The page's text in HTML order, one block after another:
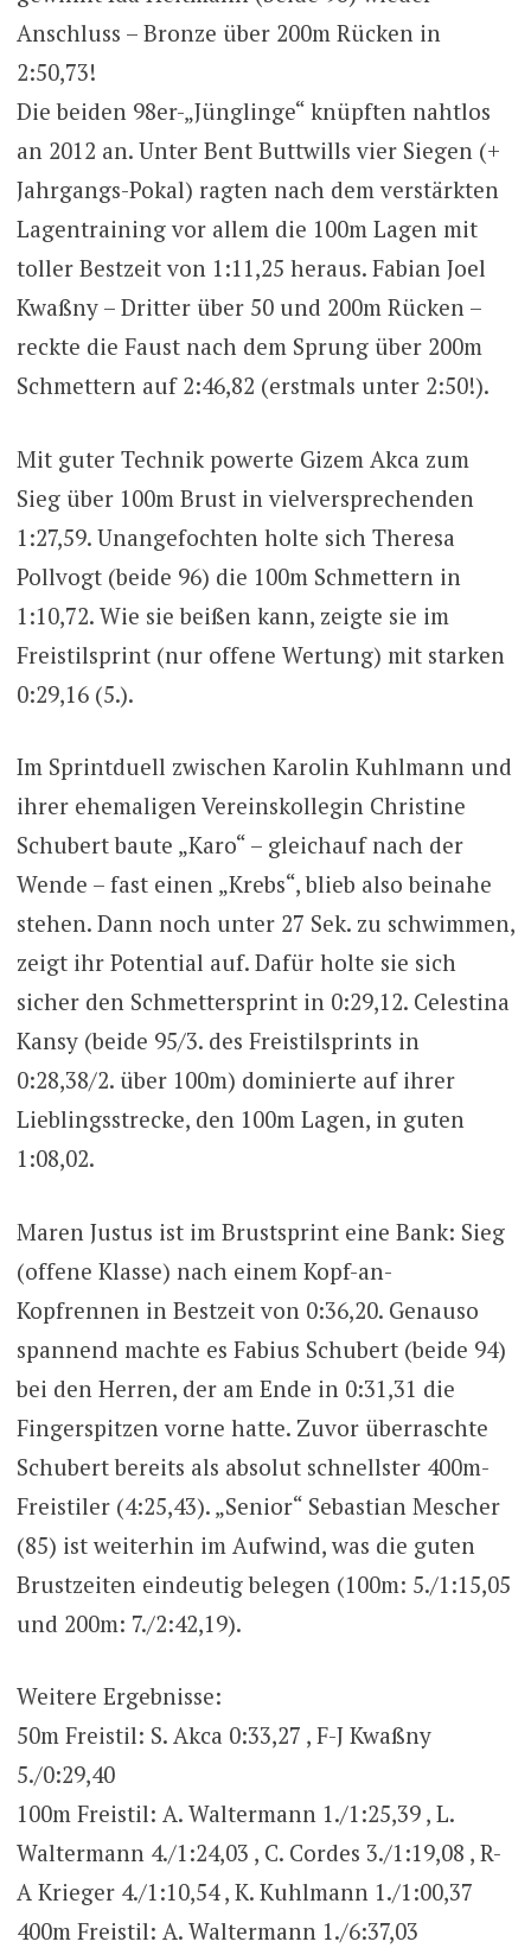
Anschluss – Bronze über 200m Rücken in
2:50,73!
Die beiden 98er-„Jünglinge“ knüpften nahtlos
an 2012 an. Unter Bent Buttwills vier Siegen (+
Jahrgangs-Pokal) ragten nach dem verstärkten
Lagentraining vor allem die 100m Lagen mit
toller Bestzeit von 1:11,25 heraus. Fabian Joel
Kwaßny – Dritter über 50 und 200m Rücken –
reckte die Faust nach dem Sprung über 200m
Schmettern auf 2:46,82 (erstmals unter 2:50!).
Mit guter Technik powerte Gizem Akca zum
Sieg über 100m Brust in vielversprechenden
1:27,59. Unangefochten holte sich Theresa
Pollvogt (beide 96) die 100m Schmettern in
1:10,72. Wie sie beißen kann, zeigte sie im
Freistilsprint (nur offene Wertung) mit starken
0:29,16 (5.).
Im Sprintduell zwischen Karolin Kuhlmann und
ihrer ehemaligen Vereinskollegin Christine
Schubert baute „Karo“ – gleichauf nach der
Wende – fast einen „Krebs“, blieb also beinahe
stehen. Dann noch unter 27 Sek. zu schwimmen,
zeigt ihr Potential auf. Dafür holte sie sich
sicher den Schmettersprint in 0:29,12. Celestina
Kansy (beide 95/3. des Freistilsprints in
0:28,38/2. über 100m) dominierte auf ihrer
Lieblingsstrecke, den 100m Lagen, in guten
1:08,02.
Maren Justus ist im Brustsprint eine Bank: Sieg
(offene Klasse) nach einem Kopf-an-
Kopfrennen in Bestzeit von 0:36,20. Genauso
spannend machte es Fabius Schubert (beide 94)
bei den Herren, der am Ende in 0:31,31 die
Fingerspitzen vorne hatte. Zuvor überraschte
Schubert bereits als absolut schnellster 400m-
Freistiler (4:25,43). „Senior“ Sebastian Mescher
(85) ist weiterhin im Aufwind, was die guten
Brustzeiten eindeutig belegen (100m: 5./1:15,05
und 200m: 7./2:42,19).
Weitere Ergebnisse:
50m Freistil: S. Akca 0:33,27 , F-J Kwaßny
5./0:29,40
100m Freistil: A. Waltermann 1./1:25,39 , L.
Waltermann 4./1:24,03 , C. Cordes 3./1:19,08 , R-
A Krieger 4./1:10,54 , K. Kuhlmann 1./1:00,37
400m Freistil: A. Waltermann 1./6:37,03